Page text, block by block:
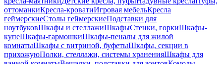
оттоманкиКресла-кроватиИгровая мебельКресла
геймерскиеСтолы геймерскиеПодставки для
ноутбуковШкафы и стеллажиШкафыСтенки, горкиШкафы-
купеШкафы-гармошкиШкафы-пеналы для жилой
комнатыШкафы с витриной, буфетыШкафы, секции в
прихожуюПолки, стеллажи, системы храненияШкафы для